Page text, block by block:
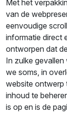
Met het
van de
eenvoudige
informatie direct
ontworpen dat
In zulke gevallen
we soms, in
website ontwerp
inhoud te
is op en is de